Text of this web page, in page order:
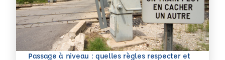
Passage à niveau : quelles règles respecter et